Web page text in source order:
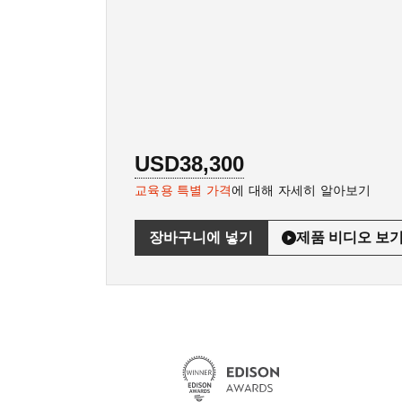
USD38,300
교육용 특별 가격에 대해 자세히 알아보기
장바구니에 넣기 제품 비디오 보